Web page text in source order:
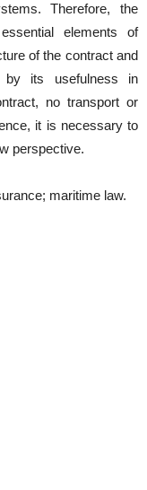
Therefore, the
elements of
of the contract and
by its usefulness in
no transport or
it is necessary to
perspective.
maritime law.